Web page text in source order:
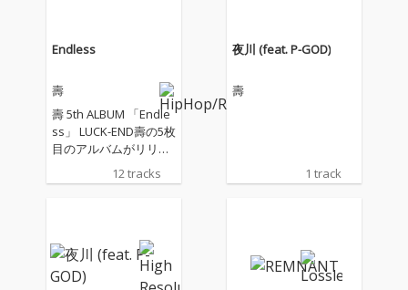
Endless
壽
壽 5th ALBUM 「Endle
ss」 LUCK-END壽の5枚
目のアルバムがリリー
スされる。2020年1st A
LBUM「SMACK」を皮
となる。 今作はソロ曲
をメインとし、客演に
12 tracks
夜川 (feat. P-GOD)
壽
1 track